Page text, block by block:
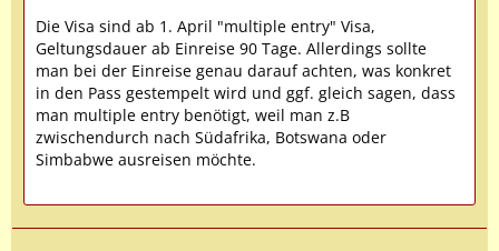
Die Visa sind ab 1. April "multiple entry" Visa,
Geltungsdauer ab Einreise 90 Tage. Allerdings sollte
man bei der Einreise genau darauf achten, was konkret
in den Pass gestempelt wird und ggf. gleich sagen, dass
man multiple entry benötigt, weil man z.B
zwischendurch nach Südafrika, Botswana oder
Simbabwe ausreisen möchte.